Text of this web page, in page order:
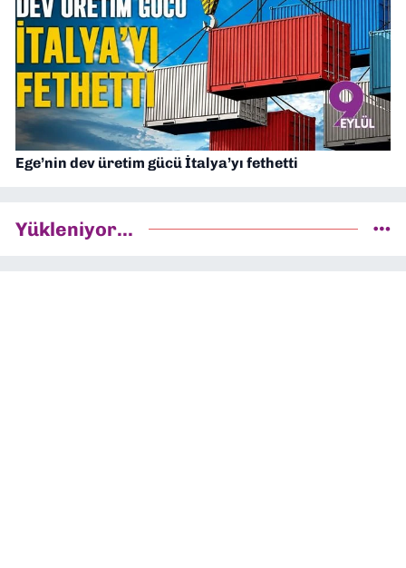
Ege’nin dev üretim gücü İtalya’yı fethetti
Yükleniyor...